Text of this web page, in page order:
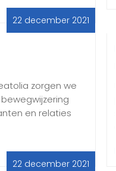
22 december 2021
zorgen we
en relaties
22 december 2021